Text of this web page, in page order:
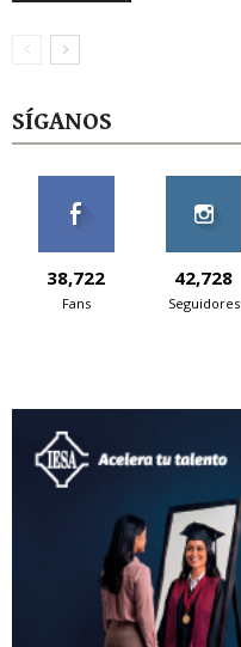
SÍGANOS
38,722
Fans
42,728
Seguidores